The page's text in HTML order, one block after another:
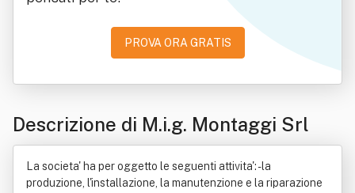
PROVA ORA GRATIS
Descrizione di M.i.g. Montaggi Srl
La societa' ha per oggetto le seguenti attivita': - la
produzione, l'installazione, la manutenzione e la riparazione